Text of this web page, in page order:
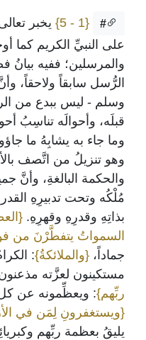
#
{1 - 5}
يخبر
على النبيِّ الكريم كما
والمرسلين؛ ففيه بيانُ
الرُّسل سابقاً ولاحقاً،
وسلم - ليس ببدع من
قبلَه، وأحوالَه تناسِبُ
وما جاء به يشابِهُ ما
وهو تنزيلُ من اتَّصف
والحكمة البالغةِ، وأنَّ
مُلْكُه وتحت تدبيرِهِ
بذاتِهِ وقدرِهِ وقهرِهِ.
السمواتُ يتفطَّرْنَ من
جماداً، {والملائكةُ}:
مستكينون لعزَّته مذعنون
ربِّهم}: ويعظِّمونه عن
{ويستغفرونِ لِمَن في
يليقُ بعظمة ربِّهم